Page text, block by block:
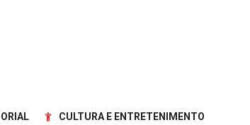
CULTURA E ENTRETENIMENTO